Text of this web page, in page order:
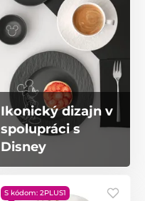
Ikonický dizajn v
spolupráci s
Disney
S kódom: 2PLUS1